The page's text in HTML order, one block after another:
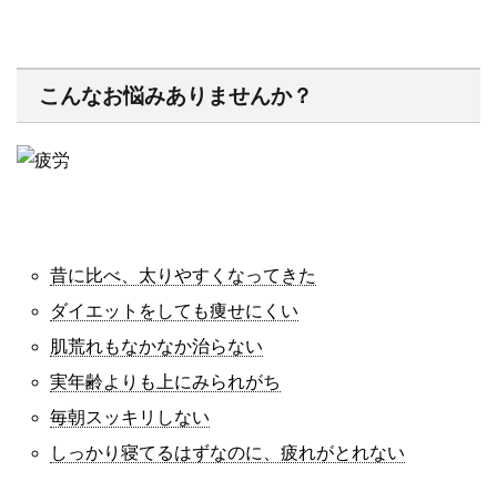
こんなお悩みありませんか？
昔に比べ、太りやすくなってきた
ダイエットをしても痩せにくい
肌荒れもなかなか治らない
実年齢よりも上にみられがち
毎朝スッキリしない
しっかり寝てるはずなのに、疲れがとれない